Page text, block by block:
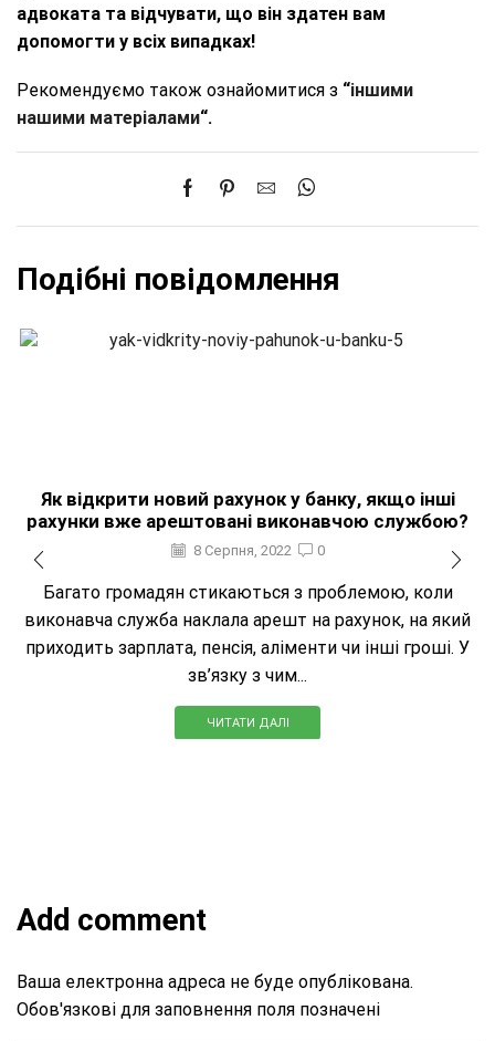
адвоката та відчувати, що він здатен вам
допомогти у всіх випадках!
Рекомендуємо також ознайомитися з “іншими
нашими матеріалами“.
Подібні повідомлення
Як відкрити новий рахунок у банку, якщо інші
рахунки вже арештовані виконавчою службою?
8 Серпня, 2022 0
Багато громадян стикаються з проблемою, коли
виконавча служба наклала арешт на рахунок, на який
приходить зарплата, пенсія, аліменти чи інші гроші. У
зв’язку з чим...
ЧИТАТИ ДАЛІ
Add comment
Ваша електронна адреса не буде опублікована.
Обов'язкові для заповнення поля позначені